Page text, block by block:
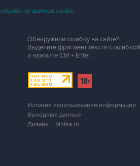
обработку файлов cookie.
Обнаружили ошибку на сайте?
Выделите фрагмент текста с ошибкой
и нажмитеCtrl + Enter.
Условия использования информации
Выходные данные
Дизайн – Motka.ru